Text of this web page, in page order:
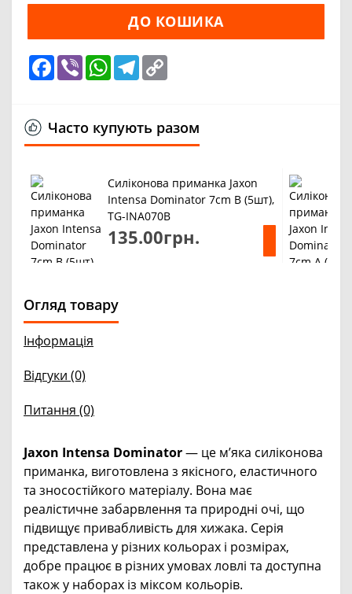
ДО КОШИКА
Facebook
Viber WhatsApp
Telegram
Часто купують разом
Силіконова приманка Jaxon
Intensa Dominator 7cm B (5шт),
TG-INA070B
135.00грн.
Огляд товару
Інформація
Відгуки (0)
Питання (0)
Jaxon Intensa Dominator— це м’яка силіконова
приманка, виготовлена з якісного, еластичного
та зносостійкого матеріалу. Вона має
реалістичне забарвлення та природні очі, що
підвищує привабливість для хижака. Серія
представлена у різних кольорах і розмірах,
добре працює в різних умовах ловлі та доступна
також у наборах із міксом кольорів.